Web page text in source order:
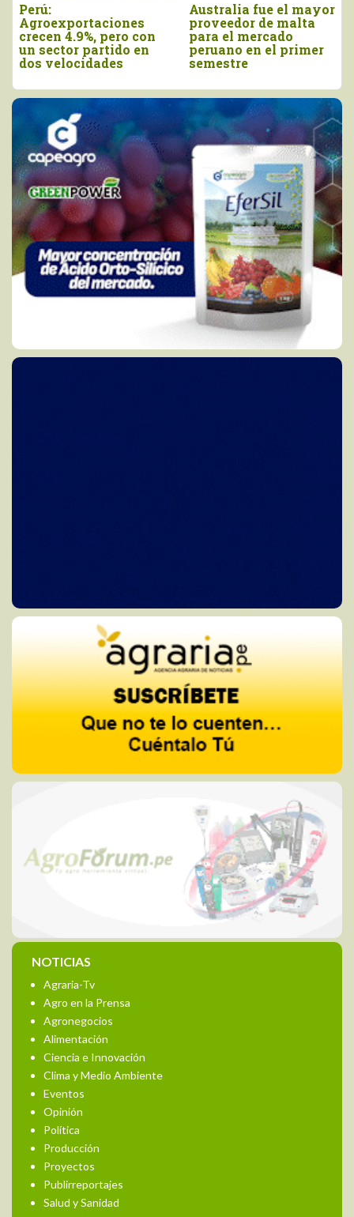
Agroexportaciones no
tradicionales de Perú
a Estados Unidos
cayeron en valor 17%
Declaran el segundo
viernes de agosto
como el Día Nacional
de la Chirimoya
NOTICIAS
Agraria-Tv
Agro en la Prensa
Agronegocios
Alimentación
Ciencia e Innovación
Clima y Medio Ambiente
Eventos
Opinión
Política
Producción
Proyectos
Publirreportajes
Salud y Sanidad